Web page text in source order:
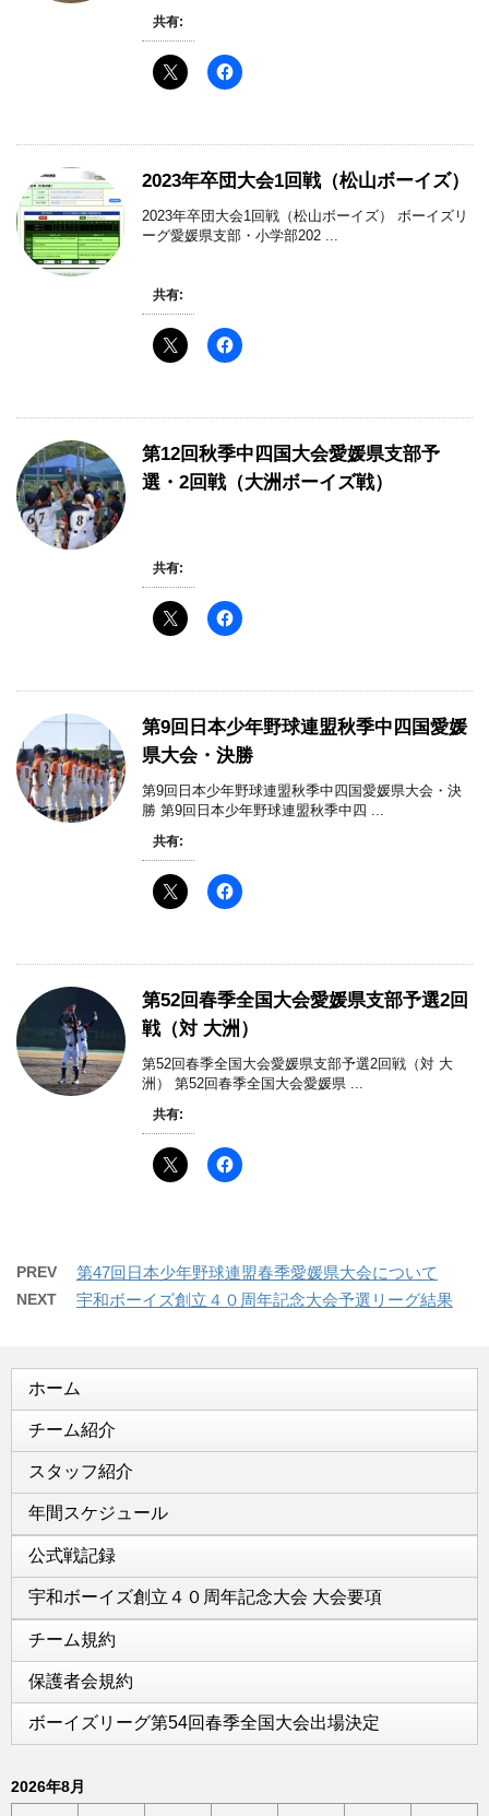
共有:
2023年卒団大会1回戦（松山ボーイズ）
2023年卒団大会1回戦（松山ボーイズ） ボーイズリ
ーグ愛媛県支部・小学部202 ...
共有:
第12回秋季中四国大会愛媛県支部予
選・2回戦（大洲ボーイズ戦）
共有:
第9回日本少年野球連盟秋季中四国愛媛
県大会・決勝
第9回日本少年野球連盟秋季中四国愛媛県大会・決
勝 第9回日本少年野球連盟秋季中四 ...
共有:
第52回春季全国大会愛媛県支部予選2回
戦（対 大洲）
第52回春季全国大会愛媛県支部予選2回戦（対 大
洲） 第52回春季全国大会愛媛県 ...
共有:
PREV 第47回日本少年野球連盟春季愛媛県大会について
NEXT 宇和ボーイズ創立４０周年記念大会予選リーグ結果
ホーム
チーム紹介
スタッフ紹介
年間スケジュール
公式戦記録
宇和ボーイズ創立４０周年記念大会 大会要項
チーム規約
保護者会規約
ボーイズリーグ第54回春季全国大会出場決定
2026年8月